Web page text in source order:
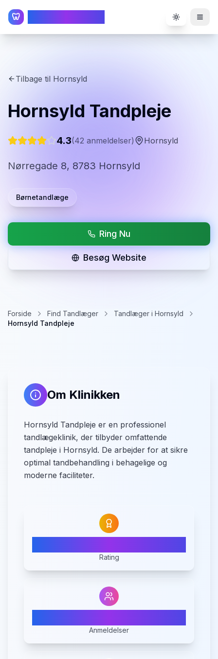
🦷 Toggle
Tilbage til Hornsyld
Hornsyld Tandpleje
4.3(42 anmeldelser) Hornsyld
Nørregade 8, 8783 Hornsyld
Børnetandlæge
Ring Nu
Besøg Website
Forside Find Tandlæger
Tandlæger i Hornsyld
Hornsyld Tandpleje
Om Klinikken
Hornsyld Tandpleje er en professionel
tandlægeklinik, der tilbyder omfattende
tandpleje i Hornsyld. De arbejder for at sikre
optimal tandbehandling i behagelige og
moderne faciliteter.
Rating
Anmeldelser